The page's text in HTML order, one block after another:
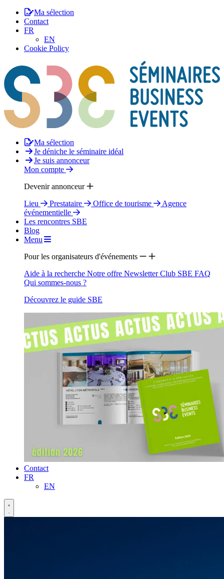
Ma sélection
Contact
FR
EN
Cookie Policy
Ma sélection
Je déniche le séminaire idéal
Je suis annonceur
Mon compte
Devenir annonceur
Lieu
Prestataire Office de tourisme
Agence
événementielle
Les rencontres SBE
Blog
Menu
Pour les organisateurs d'événements
Aide à la recherche Notre offre NewsletterClub SBE FAQ
Qui sommes-nous ?
Découvrez le guide SBE
Contact
FR
EN